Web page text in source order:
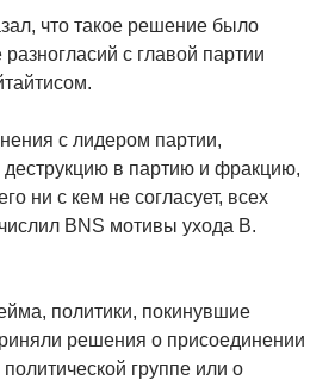
что такое решение было
с главой партии
с лидером партии,
деструкцию в партию и фракцию,
ни с кем не согласует, всех
BNS мотивы ухода В.
политики, покинувшие
решения о присоединении
политической группе или о